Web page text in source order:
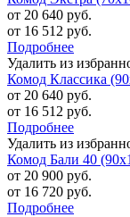
от 20 640 руб.
от 16 512 руб.
Подробнее
Удалить из
Комод Классика
от 20 640 руб.
от 16 512 руб.
Подробнее
Удалить из
Комод Бали 40
от 20 900 руб.
от 16 720 руб.
Подробнее